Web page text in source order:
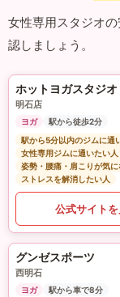
女性専用スタジオ
認しましょう。
ホットヨガスタジオ
明石店
ヨガ
駅から徒歩2分
駅から5分以内のジムに通
女性専用ジムに通いたい人
姿勢・腰痛・肩こりが気に
ストレスを解消したい人
公式サイト
グンゼスポーツ
西明石
ヨガ
駅から車で8分